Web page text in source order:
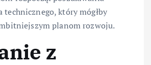
technicznego, który mógłby
planom rozwoju.
z